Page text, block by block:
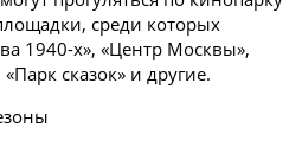
среди которых
1940-х», «Центр Москвы»,
сказок» и другие.